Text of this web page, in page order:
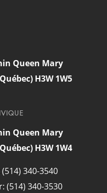
Queen Mary
H3W 1W5
Queen Mary
H3W 1W4
340-3540
(514) 340-3530